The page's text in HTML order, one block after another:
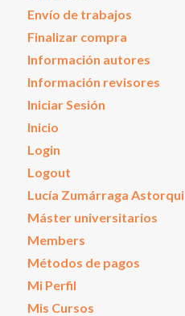
Envío de trabajos
Finalizar compra
Información autores
Información revisores
Iniciar Sesión
Inicio
Login
Logout
Lucía Zumárraga Astorqui
Máster universitarios
Members
Métodos de pagos
Mi Perfil
Mis Cursos